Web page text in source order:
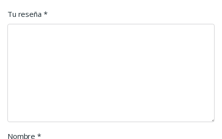
Tu reseña *
Nombre *